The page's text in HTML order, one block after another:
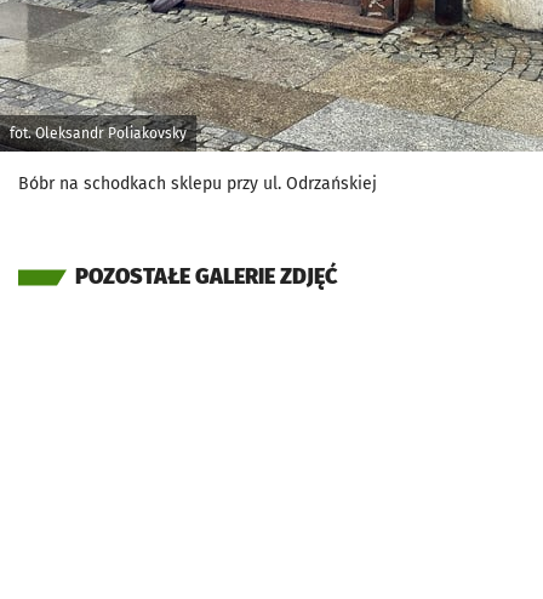
fot. Oleksandr Poliakovsky
Bóbr na schodkach sklepu przy ul. Odrzańskiej
POZOSTAŁE GALERIE ZDJĘĆ